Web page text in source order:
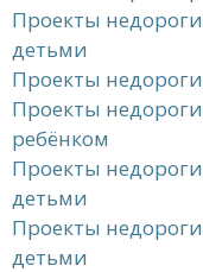
Проекты
детьми
Проекты
Проекты
ребёнком
Проекты
детьми
Проекты
детьми